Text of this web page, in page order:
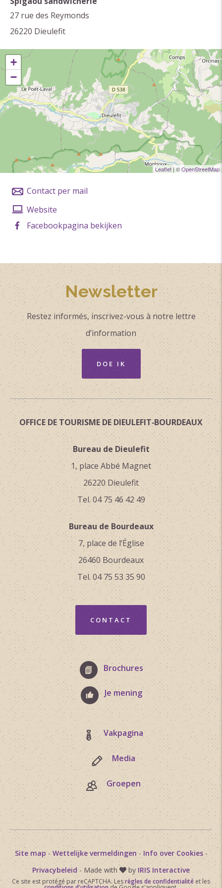
Reserveren gewenst.
Engels
Frans
Klassering & labels
Circuits de France_POI
27 rue des Reymonds
26220 Dieulefit
+
−
Leaflet | ©OpenStreetMap
Contact per mail
Website
Facebookpagina bekijken
Newsletter
Restez informés, inscrivez-vous à notre lettre
d’information
DOE IK
OFFICE DE TOURISME DE DIEULEFIT‑BOURDEAUX
Bureau de Dieulefit
1, place Abbé Magnet
26220 Dieulefit
Tel. 04 75 46 42 49
Bureau de Bourdeaux
7, place de l’Église
26460 Bourdeaux
Tel. 04 75 53 35 90
CONTACT
Brochures
Je mening
Vakpagina
Media
Groepen
Site map - Wettelijke vermeldingen - Info over Cookies-
Privacybeleid - Made with by IRIS Interactive
Ce site est protégé par reCAPTCHA. Lesrègles de confidentialité et les